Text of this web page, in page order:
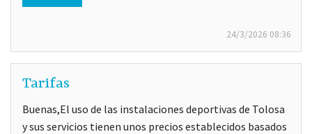
24/3/2026 08:36
Tarifas
Buenas,El uso de las instalaciones deportivas de Tolosa
y sus servicios tienen unos precios establecidos basados